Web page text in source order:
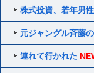
株式投資、若年男
元ジャングル斉藤
連れて行かれた